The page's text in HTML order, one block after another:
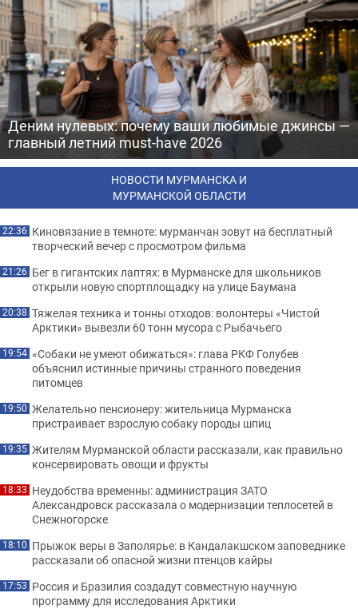
Деним нулевых: почему ваши любимые джинсы —
главный летний must-have 2026
НОВОСТИ МУРМАНСКА И
МУРМАНСКОЙ ОБЛАСТИ
22:36 Киновязание в темноте: мурманчан зовут на бесплатный
творческий вечер с просмотром фильма
21:26 Бег в гигантских лаптях: в Мурманске для школьников
открыли новую спортплощадку на улице Баумана
20:38 Тяжелая техника и тонны отходов: волонтеры «Чистой
Арктики» вывезли 60 тонн мусора с Рыбачьего
19:54 «Собаки не умеют обижаться»: глава РКФ Голубев
объяснил истинные причины странного поведения
питомцев
19:50 Желательно пенсионеру: жительница Мурманска
пристраивает взрослую собаку породы шпиц
19:35 Жителям Мурманской области рассказали, как правильно
консервировать овощи и фрукты
18:33 Неудобства временны: администрация ЗАТО
Александровск рассказала о модернизации теплосетей в
Снежногорске
18:10 Прыжок веры в Заполярье: в Кандалакшском заповеднике
рассказали об опасной жизни птенцов кайры
17:53 Россия и Бразилия создадут совместную научную
программу для исследования Арктики